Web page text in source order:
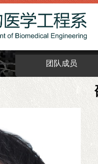
团队成员